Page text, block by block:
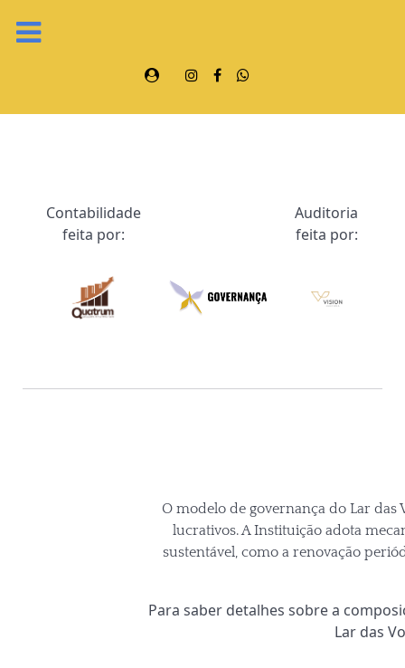
Contabilidade
feita por:
Auditoria
feita por:
O modelo de governança do Lar das
lucrativos. A Instituição adota
sustentável, como a renovação
Para saber detalhes sobre a
Lar das